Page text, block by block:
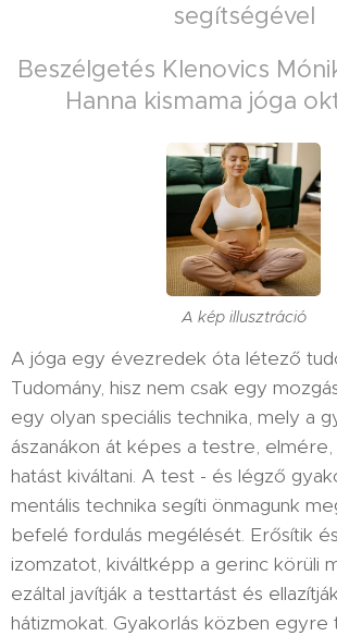
segítségével
Beszélgetés Klenovics
Hanna kismama jóga
A kép illusztráció
A jóga egy évezredek óta létező
Tudomány, hisz nem csak egy
egy olyan speciális technika, mely a
ászanákon át képes a testre,
hatást kiváltani. A test - és légző
mentális technika segíti önmagunk
befelé fordulás megélését. Erősítik
izomzatot, kiváltképp a gerinc körüli
ezáltal javítják a testtartást és
hátizmokat. Gyakorlás közben egyre